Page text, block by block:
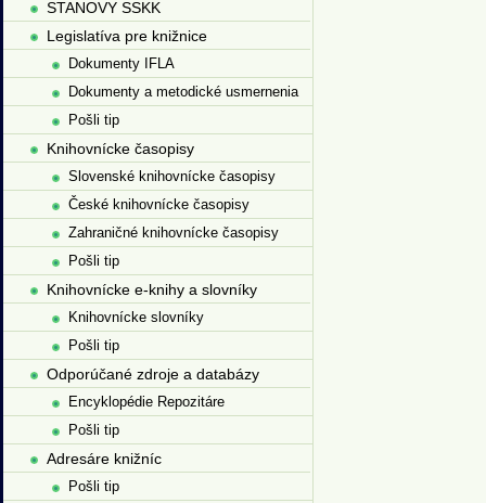
STANOVY SSKK
Legislatíva pre knižnice
Dokumenty IFLA
Dokumenty a metodické usmernenia
Pošli tip
Knihovnícke časopisy
Slovenské knihovnícke časopisy
České knihovnícke časopisy
Zahraničné knihovnícke časopisy
Pošli tip
Knihovnícke e-knihy a slovníky
Knihovnícke slovníky
Pošli tip
Odporúčané zdroje a databázy
Encyklopédie Repozitáre
Pošli tip
Adresáre knižníc
Pošli tip